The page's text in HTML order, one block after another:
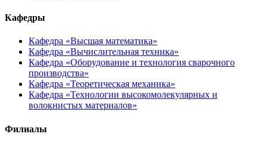
Кафедры
Кафедра «Высшая математика»
Кафедра «Вычислительная техника»
Кафедра «Оборудование и технология сварочного
производства»
Кафедра «Теоретическая механика»
Кафедра «Технологии высокомолекулярных и
волокнистых материалов»
Филиалы